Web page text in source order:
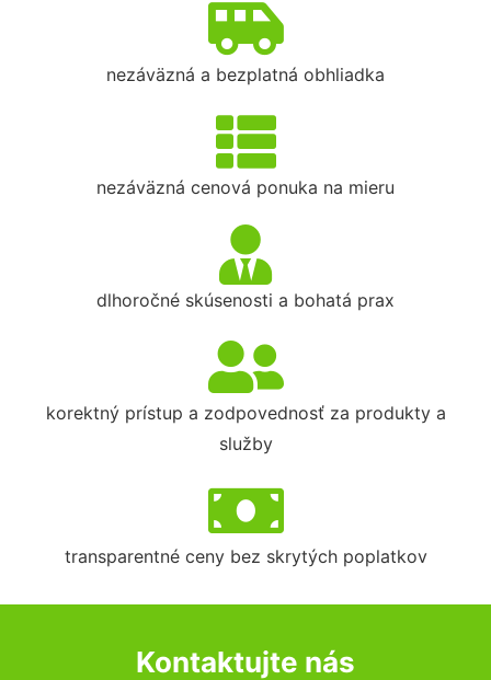
nezáväzná a bezplatná obhliadka
nezáväzná cenová ponuka na mieru
dlhoročné skúsenosti a bohatá prax
korektný prístup a zodpovednosť za produkty a
služby
transparentné ceny bez skrytých poplatkov
Kontaktujte nás